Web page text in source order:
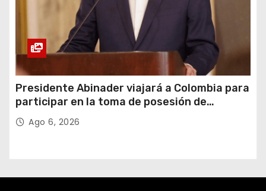
Presidente Abinader viajará a Colombia para
participar en la toma de posesión de
Abelardo de la Espriella
Ago 6, 2026